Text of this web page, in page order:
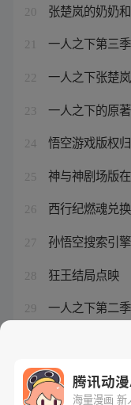
20 张楚岚的奶奶
21 一人之下第三
22 一人之下张楚
23 一人之下的原
24 悟空游戏版权
25 神与神剧场版
26 西行纪燃魂兑
27 孙悟空搜索引擎
28 狂王结局点映
29 一人之下第二
张楚岚爷爷说
腾讯动
海量漫画 新